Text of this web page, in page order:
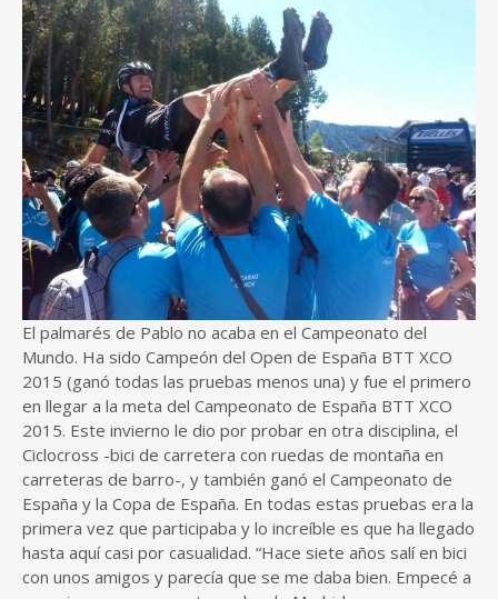
El palmarés de Pablo no acaba en el Campeonato del
Mundo. Ha sido Campeón del Open de España BTT XCO
2015 (ganó todas las pruebas menos una) y fue el primero
en llegar a la meta del Campeonato de España BTT XCO
2015. Este invierno le dio por probar en otra disciplina, el
Ciclocross -bici de carretera con ruedas de montaña en
carreteras de barro-, y también ganó el Campeonato de
España y la Copa de España. En todas estas pruebas era la
primera vez que participaba y lo increíble es que ha llegado
hasta aquí casi por casualidad. “Hace siete años salí en bici
con unos amigos y parecía que se me daba bien. Empecé a